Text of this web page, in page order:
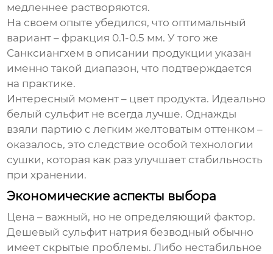
медленнее растворяются.
На своем опыте убедился, что оптимальный
вариант – фракция 0.1-0.5 мм. У того же
Санксиангхем в описании продукции указан
именно такой диапазон, что подтверждается
на практике.
Интересный момент – цвет продукта. Идеально
белый сульфит не всегда лучше. Однажды
взяли партию с легким желтоватым оттенком –
оказалось, это следствие особой технологии
сушки, которая как раз улучшает стабильность
при хранении.
Экономические аспекты выбора
Цена – важный, но не определяющий фактор.
Дешевый сульфит натрия безводный обычно
имеет скрытые проблемы. Либо нестабильное